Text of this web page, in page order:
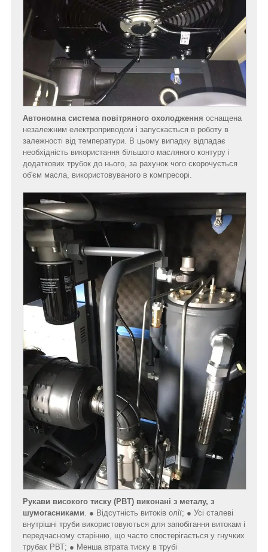
Автономна система повітряного охолодження оснащена
незалежним електроприводом і запускається в роботу в
залежності від температури. В цьому випадку відпадає
необхідність використання більшого масляного контуру і
додаткових трубок до нього, за рахунок чого скорочується
об'єм масла, використовуваного в компресорі.
Рукави високого тиску (РВТ) виконані з металу, з
шумогасниками . ● Відсутність витоків олії; ● Усі сталеві
внутрішні труби використовуються для запобігання витокам і
передчасному старінню, що часто спостерігається у гнучких
трубах РВТ; ● Менша втрата тиску в трубі